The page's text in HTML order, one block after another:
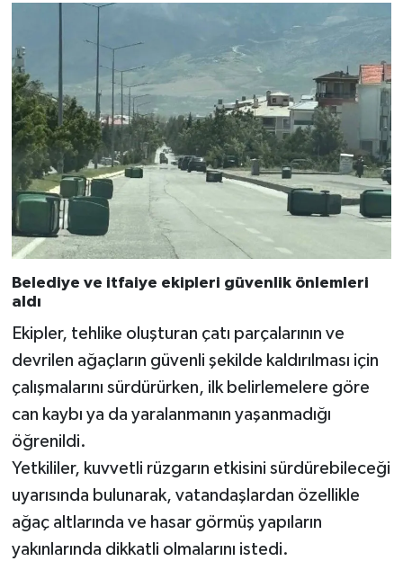
Belediye ve itfaiye ekipleri güvenlik önlemleri
aldı
Ekipler, tehlike oluşturan çatı parçalarının ve
devrilen ağaçların güvenli şekilde kaldırılması için
çalışmalarını sürdürürken, ilk belirlemelere göre
can kaybı ya da yaralanmanın yaşanmadığı
öğrenildi.
Yetkililer, kuvvetli rüzgarın etkisini sürdürebileceği
uyarısında bulunarak, vatandaşlardan özellikle
ağaç altlarında ve hasar görmüş yapıların
yakınlarında dikkatli olmalarını istedi.